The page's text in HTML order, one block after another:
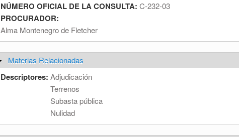
NÚMERO OFICIAL DE LA CONSULTA: C-232-03
PROCURADOR:
Alma Montenegro de Fletcher
Ocultar
Materias Relacionadas
Descriptores: Adjudicación
Terrenos
Subasta pública
Nulidad